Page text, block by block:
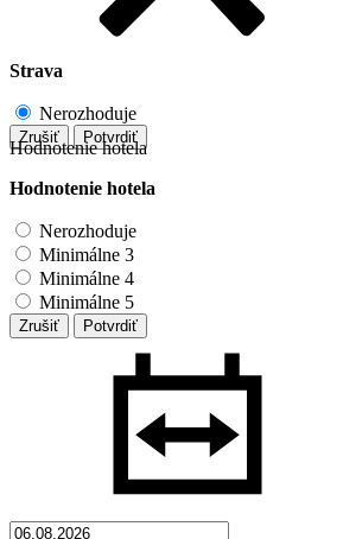
Strava
Nerozhoduje
Zrušiť Potvrdiť
Hodnotenie hotela
Hodnotenie hotela
Nerozhoduje
Minimálne 3
Minimálne 4
Minimálne 5
Zrušiť Potvrdiť